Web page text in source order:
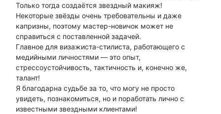
Только тогда создаётся звездный макияж!
Некоторые звёзды очень требовательны и даже
капризны, поэтому мастер-новичок может не
справиться с поставленной задачей.
Главное для визажиста-стилиста, работающего с
медийными личностями — это опыт,
стрессоустойчивость, тактичность и, конечно же,
талант!
Я благодарна судьбе за то, что могу не просто
увидеть, познакомиться, но и поработать лично с
известными звездными клиентами!